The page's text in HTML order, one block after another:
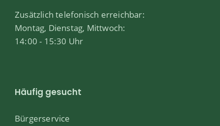
Zusätzlich telefonisch erreichbar:
Montag, Dienstag, Mittwoch:
14:00 - 15:30 Uhr
Häufig gesucht
Bürgerservice